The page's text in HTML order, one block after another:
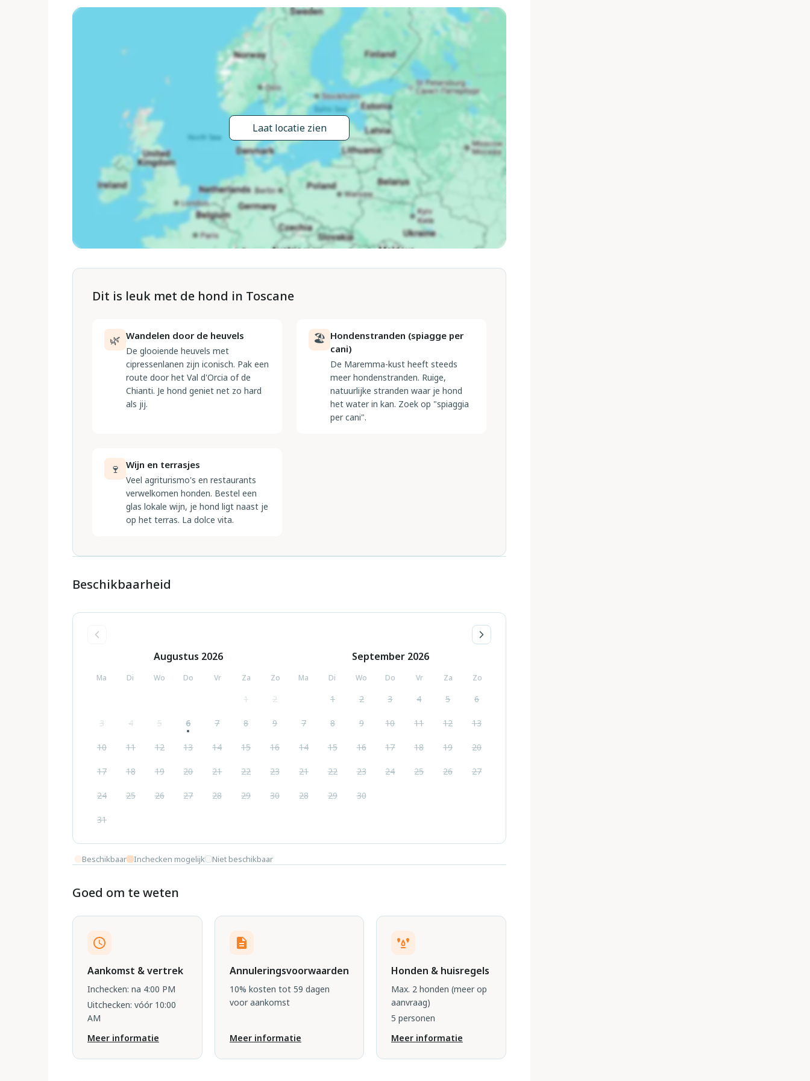
m, treinstation "Torrita di Siena" 10 km, zandstrand "Marina di Grosseto" 90 km, openluchtzwembad 10 km,
overdekt zwembad 10 km, thermaalbad "Chianciano Terme" 20 km, meer (zwemmen) "Trasimeno" 40 km.
Golfterrein (9 holes) 18 km, tennis 10 km, wandelroutes 300 m vanaf het huis. Attracties in de buurt:
Montepulciano 10 km, Pienza 11 km, Cortona 33 km, Montalcino 33 km, Siena 60 km. Bekende meren kunnen
gemakkelijk worden bereikt: Trasimeno 40 km, Chiusi 27 km. Baby uitrusting (incl.). Groepen jongeren
Laat locatie zien
Dit is leuk met de hond in Toscane
🌿 Wandelen door de heuvels
De glooiende heuvels met
cipressenlanen zijn iconisch. Pak een
route door het Val d'Orcia of de
Chianti. Je hond geniet net zo hard
als jij.
🏖 Hondenstranden (spiagge per
cani)
De Maremma-kust heeft steeds
meer hondenstranden. Ruige,
natuurlijke stranden waar je hond
het water in kan. Zoek op "spiaggia
per cani".
🍷 Wijn en terrasjes
Veel agriturismo's en restaurants
verwelkomen honden. Bestel een
glas lokale wijn, je hond ligt naast je
op het terras. La dolce vita.
Beschikbaarheid
Augustus 2026
Ma Di Wo Do Vr Za Zo
1 2
3 4 5 6 7 8 9
10 11 12 13 14 15 16
17 18 19 20 21 22 23
24 25 26 27 28 29 30
31
September 2026
Ma Di Wo Do Vr Za Zo
1 2 3 4 5 6
7 8 9 10 11 12 13
14 15 16 17 18 19 20
21 22 23 24 25 26 27
28 29 30
Beschikbaar Inchecken mogelijk Niet beschikbaar
Goed om te weten
Aankomst & vertrek
Inchecken: na 4:00 PM
Uitchecken: vóór 10:00
AM
Meer informatie
Annuleringsvoorwaarden
10% kosten tot 59 dagen
voor aankomst
Meer informatie
Honden & huisregels
Max. 2 honden (meer op
aanvraag)
5 personen
Meer informatie